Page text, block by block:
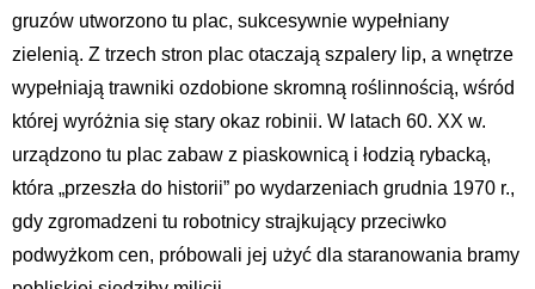
gruzów utworzono tu plac, sukcesywnie wypełniany
zielenią. Z trzech stron plac otaczają szpalery lip, a wnętrze
wypełniają trawniki ozdobione skromną roślinnością, wśród
której wyróżnia się stary okaz robinii. W latach 60. XX w.
urządzono tu plac zabaw z piaskownicą i łodzią rybacką,
która „przeszła do historii” po wydarzeniach grudnia 1970 r.,
gdy zgromadzeni tu robotnicy strajkujący przeciwko
podwyżkom cen, próbowali jej użyć dla staranowania bramy